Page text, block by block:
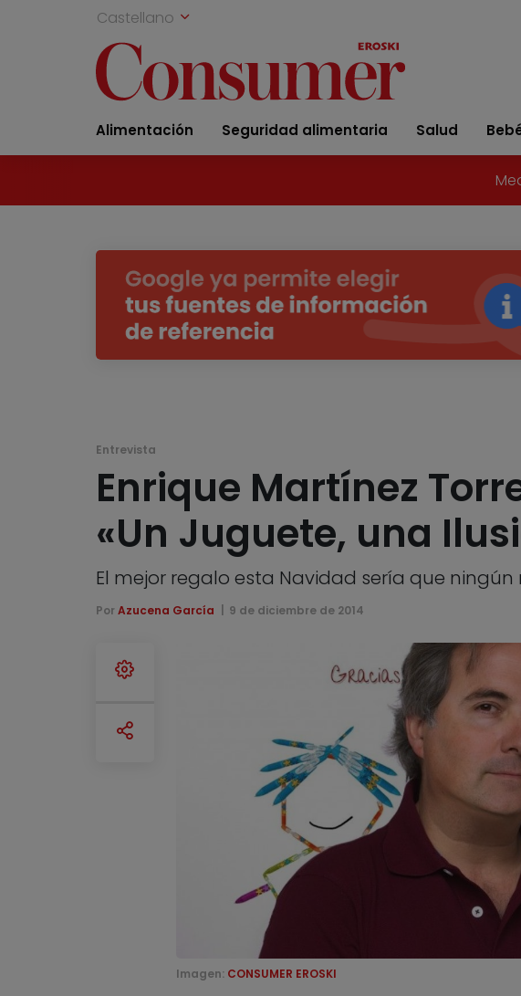
Castellano
Alimentación Seguridad alimentaria Salud
Entrevista
Enrique Martínez
«Un Juguete, una
El mejor regalo esta Navidad sería que
Por Azucena García 9 de diciembre de 2014
Imagen: CONSUMER EROSKI